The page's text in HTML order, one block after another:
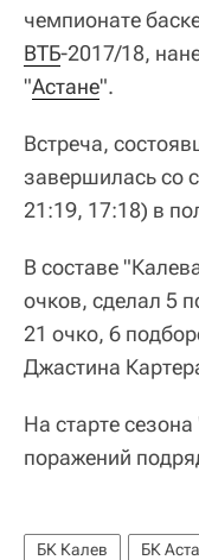
чемпионате
ВТБ-2017/18,
"Астане".
Встреча,
завершилась со
21:19, 17:18) в
В составе
очков, сделал 5
21 очко, 6
Джастина
На старте
поражений
БК Калев БК